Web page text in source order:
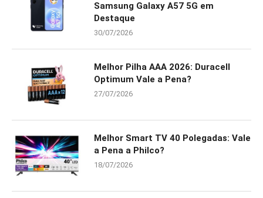
Samsung Galaxy A57 5G em
Destaque
30/07/2026
Melhor Pilha AAA 2026: Duracell
Optimum Vale a Pena?
27/07/2026
Melhor Smart TV 40 Polegadas: Vale
a Pena a Philco?
18/07/2026